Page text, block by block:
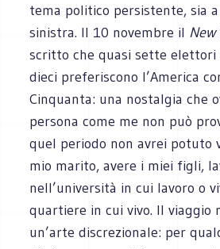
tema politico persistente, sia
sinistra. Il 10 novembre il New
scritto che quasi sette elettori
dieci preferiscono l’America
Cinquanta: una nostalgia che
persona come me non può
quel periodo non avrei potuto
mio marito, avere i miei figli,
nell’università in cui lavoro o
quartiere in cui vivo. Il viaggio
un’arte discrezionale: per